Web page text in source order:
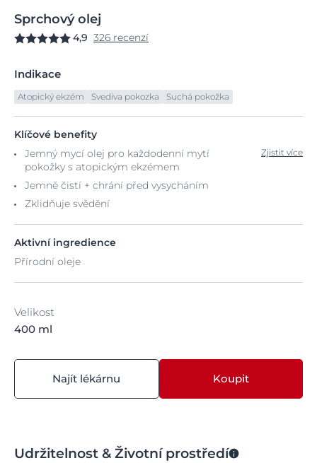
Sprchovýolej
4,9 326 recenzí
Indikace
Atopický ekzém Svediva pokozka Suchá pokožka
Klíčové benefity
Jemný mycí olej pro každodenní mytí
pokožky s atopickým ekzémem
Jemně čistí + chrání před vysycháním
Zklidňuje svědění
Zjistit více
Aktivní ingredience
Přírodní oleje
Velikost
400 ml
Najít lékárnu Koupit
Udržitelnost & Životní prostředí